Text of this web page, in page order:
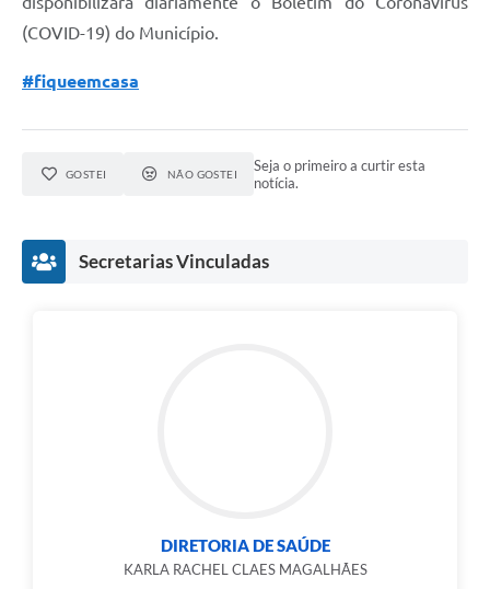
(COVID-19) do Município.
#fiqueemcasa
GOSTEI NÃO GOSTEI
Seja o primeiro a curtir esta
notícia.
Secretarias Vinculadas
DIRETORIA DE SAÚDE
KARLA RACHEL CLAES MAGALHÃES